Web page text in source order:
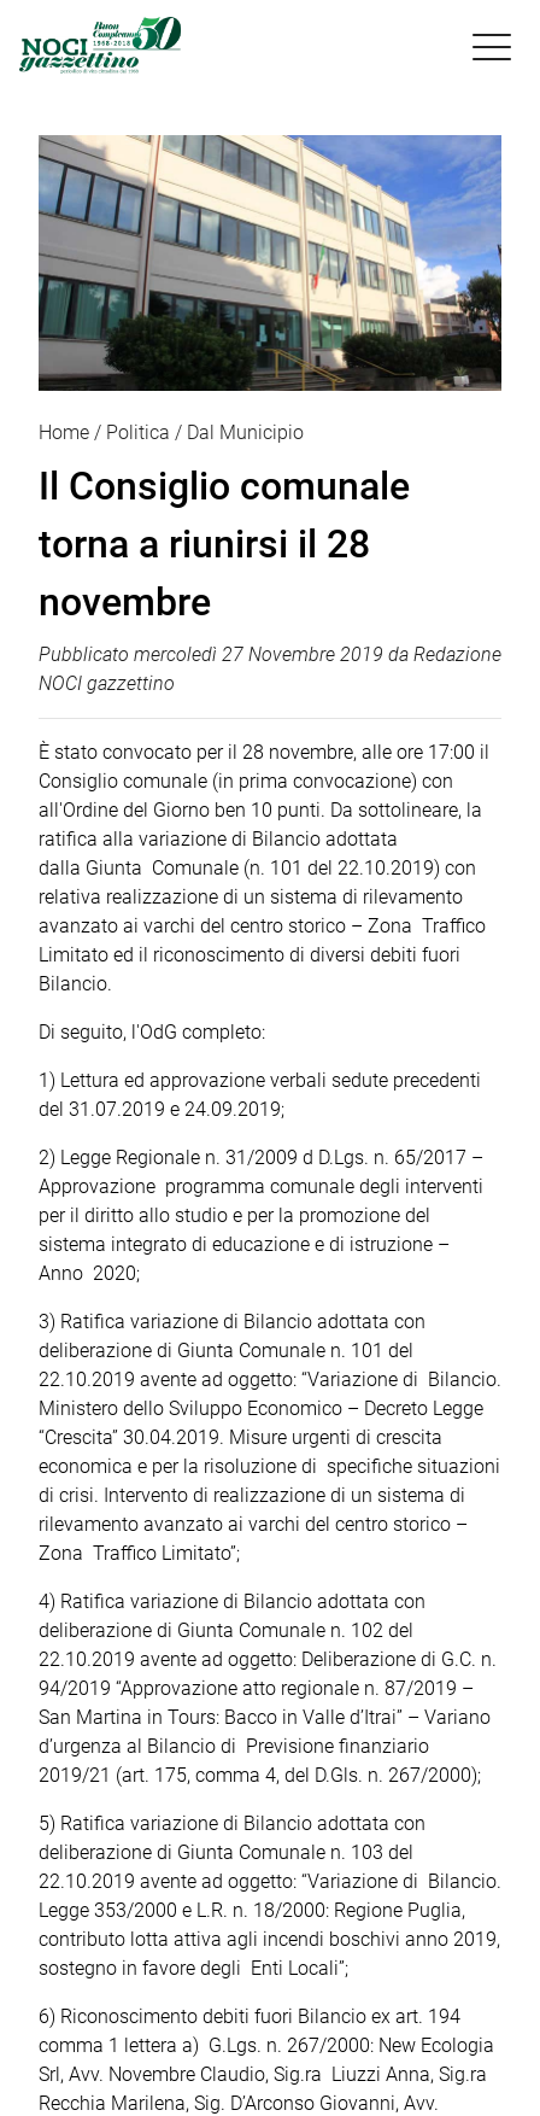

Home Politica Dal Municipio
Il Consiglio comunale
torna a riunirsi il 28
novembre
Pubblicato mercoledì 27 Novembre 2019 da Redazione
NOCI gazzettino
È stato convocato per il 28 novembre, alle ore 17:00 il
Consiglio comunale (in prima convocazione) con
all'Ordine del Giorno ben 10 punti. Da sottolineare, la
ratifica alla variazione di Bilancio adottata
dalla Giunta Comunale (n. 101 del 22.10.2019) con
relativa realizzazione di un sistema di rilevamento
avanzato ai varchi del centro storico – Zona Traffico
Limitato ed il riconoscimento di diversi debiti fuori
Bilancio.
Di seguito, l'OdG completo:
1) Lettura ed approvazione verbali sedute precedenti
del 31.07.2019 e 24.09.2019;
2) Legge Regionale n. 31/2009 d D.Lgs. n. 65/2017 –
Approvazione programma comunale degli interventi
per il diritto allo studio e per la promozione del
sistema integrato di educazione e di istruzione –
Anno 2020;
3) Ratifica variazione di Bilancio adottata con
deliberazione di Giunta Comunale n. 101 del
22.10.2019 avente ad oggetto: “Variazione di Bilancio.
Ministero dello Sviluppo Economico – Decreto Legge
“Crescita” 30.04.2019. Misure urgenti di crescita
economica e per la risoluzione di specifiche situazioni
di crisi. Intervento di realizzazione di un sistema di
rilevamento avanzato ai varchi del centro storico –
Zona Traffico Limitato”;
4) Ratifica variazione di Bilancio adottata con
deliberazione di Giunta Comunale n. 102 del
22.10.2019 avente ad oggetto: Deliberazione di G.C. n.
94/2019 “Approvazione atto regionale n. 87/2019 –
San Martina in Tours: Bacco in Valle d’Itrai” – Variano
d’urgenza al Bilancio di Previsione finanziario
2019/21 (art. 175, comma 4, del D.Gls. n. 267/2000);
5) Ratifica variazione di Bilancio adottata con
deliberazione di Giunta Comunale n. 103 del
22.10.2019 avente ad oggetto: “Variazione di Bilancio.
Legge 353/2000 e L.R. n. 18/2000: Regione Puglia,
contributo lotta attiva agli incendi boschivi anno 2019,
sostegno in favore degli Enti Locali”;
6) Riconoscimento debiti fuori Bilancio ex art. 194
comma 1 lettera a) G.Lgs. n. 267/2000: New Ecologia
Srl, Avv. Novembre Claudio, Sig.ra Liuzzi Anna, Sig.ra
Recchia Marilena, Sig. D’Arconso Giovanni, Avv.